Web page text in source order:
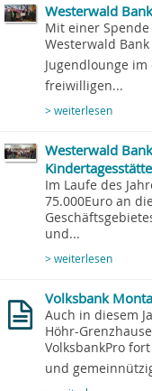
Westerwald
Mit einer
Westerwald
Jugendlounge
freiwilligen...
> weiterlesen
Westerwald
Im Laufe des
75.000Euro an
und...
> weiterlesen
Volksbank
Auch in diesem
Höhr-
VolksbankPro
und